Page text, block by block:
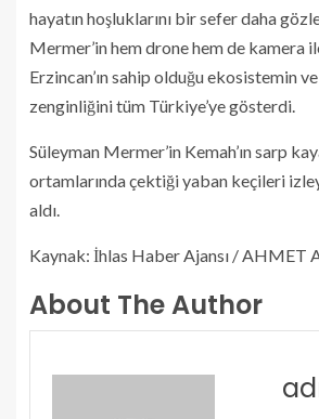
hayatın hoşluklarını bir sefer daha
Mermer’in hem drone hem de kamera
Erzincan’ın sahip olduğu ekosistemin
zenginliğini tüm Türkiye’ye gösterdi.
Süleyman Mermer’in Kemah’ın sarp
ortamlarında çektiği yaban keçileri
aldı.
Kaynak: İhlas Haber Ajansı / AHMET
About The Author